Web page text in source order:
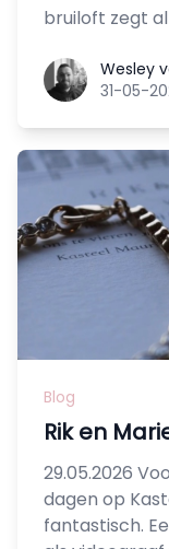
bruiloft zegt
Wesley van
Wesley
31-05-
Blog
Rik en
29.05.2026
dagen op
fantastisch.